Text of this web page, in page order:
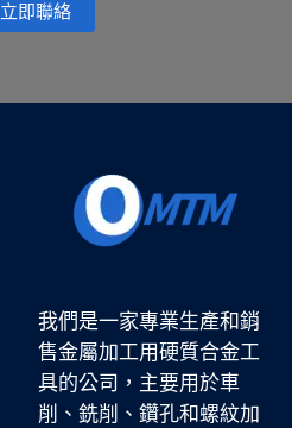
立即聯絡
我們是一家專業生產和銷
售金屬加工用硬質合金工
具的公司，主要用於車
削、銑削、鑽孔和螺紋加